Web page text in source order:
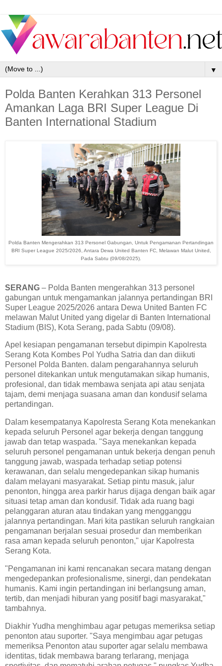
▼
Polda Banten Kerahkan 313 Personel
Amankan Laga BRI Super League Di
Banten International Stadium
Polda Banten Mengerahkan 313 Personel Gabungan, Untuk Pengamanan Pertandingan
BRI Super League 2025/2026, Antara Dewa United Banten FC, Melawan Malut United,
Pada Sabtu (09/08/2025).
SERANG – Polda Banten mengerahkan 313 personel
gabungan untuk mengamankan jalannya pertandingan BRI
Super League 2025/2026 antara Dewa United Banten FC
melawan Malut United yang digelar di Banten International
Stadium (BIS), Kota Serang, pada Sabtu (09/08).
Apel kesiapan pengamanan tersebut dipimpin Kapolresta
Serang Kota Kombes Pol Yudha Satria dan dan diikuti
Personel Polda Banten. dalam pengarahannya seluruh
personel ditekankan untuk mengutamakan sikap humanis,
profesional, dan tidak membawa senjata api atau senjata
tajam, demi menjaga suasana aman dan kondusif selama
pertandingan.
Dalam kesempatanya Kapolresta Serang Kota menekankan
kepada seluruh Personel agar bekerja dengan tanggung
jawab dan tetap waspada. "Saya menekankan kepada
seluruh personel pengamanan untuk bekerja dengan penuh
tanggung jawab, waspada terhadap setiap potensi
kerawanan, dan selalu mengedepankan sikap humanis
dalam melayani masyarakat. Setiap pintu masuk, jalur
penonton, hingga area parkir harus dijaga dengan baik agar
situasi tetap aman dan kondusif. Tidak ada ruang bagi
pelanggaran aturan atau tindakan yang mengganggu
jalannya pertandingan. Mari kita pastikan seluruh rangkaian
pengamanan berjalan sesuai prosedur dan memberikan
rasa aman kepada seluruh penonton," ujar Kapolresta
Serang Kota.
"Pengamanan ini kami rencanakan secara matang dengan
mengedepankan profesionalisme, sinergi, dan pendekatan
humanis. Kami ingin pertandingan ini berlangsung aman,
tertib, dan menjadi hiburan yang positif bagi masyarakat,"
tambahnya.
Diakhir Yudha menghimbau agar petugas memeriksa setiap
penonton atau suporter. "Saya mengimbau agar petugas
memeriksa Penonton atau suporter agar selalu membawa
identitas, tidak membawa barang terlarang, menjaga